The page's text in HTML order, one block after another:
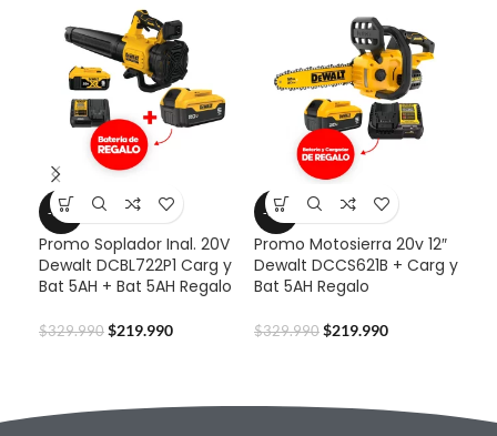
-33%
Promo Soplador Inal. 20V
Dewalt DCBL722P1 Carg y
Bat 5AH + Bat 5AH Regalo
$329.990 $219.990
-33%
Promo Motosierra 20v 12″
Dewalt DCCS621B + Carg y
Bat 5AH Regalo
$329.990 $219.990